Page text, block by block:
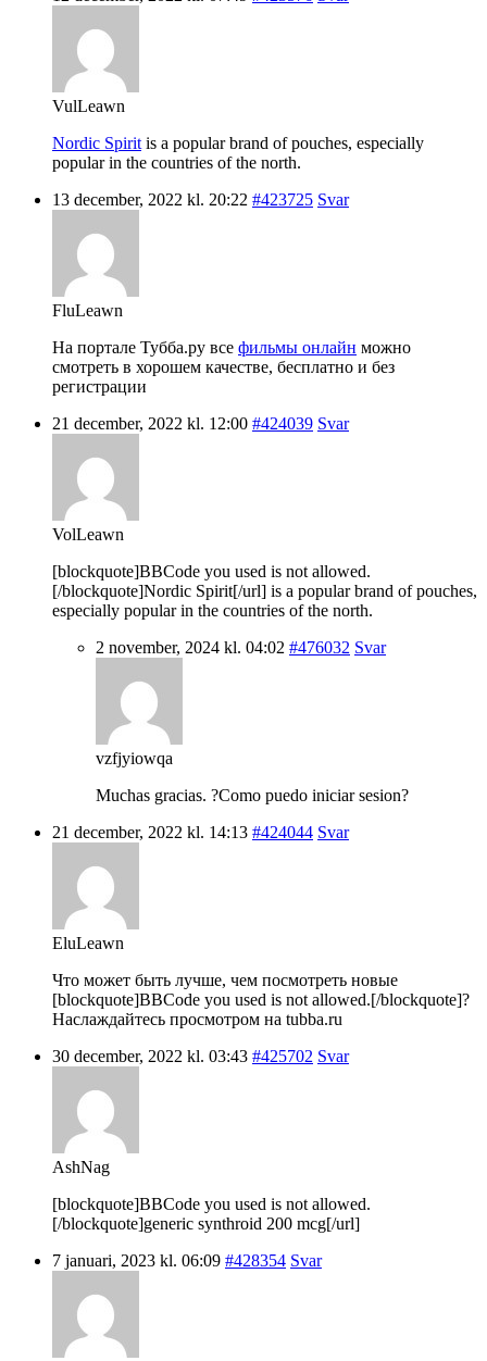
VulLeawn
Nordic Spirit is a popular brand of pouches, especially
popular in the countries of the north.
13 december, 2022 kl. 20:22 #423725 Svar
FluLeawn
На портале Тубба.ру все фильмы онлайн можно
смотреть в хорошем качестве, бесплатно и без
регистрации
21 december, 2022 kl. 12:00 #424039 Svar
VolLeawn
[blockquote]BBCode you used is not allowed.
[/blockquote]Nordic Spirit[/url] is a popular brand of pouches,
especially popular in the countries of the north.
2 november, 2024 kl. 04:02 #476032 Svar
vzfjyiowqa
Muchas gracias. ?Como puedo iniciar sesion?
21 december, 2022 kl. 14:13 #424044 Svar
EluLeawn
Что может быть лучше, чем посмотреть новые
[blockquote]BBCode you used is not allowed.[/blockquote]?
Наслаждайтесь просмотром на tubba.ru
30 december, 2022 kl. 03:43 #425702 Svar
AshNag
[blockquote]BBCode you used is not allowed.
[/blockquote]generic synthroid 200 mcg[/url]
7 januari, 2023 kl. 06:09 #428354 Svar